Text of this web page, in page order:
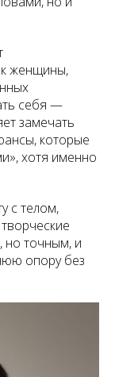
женщины,
себя —
замечать
которые
хотя именно
с телом,
но точным, и
опору без